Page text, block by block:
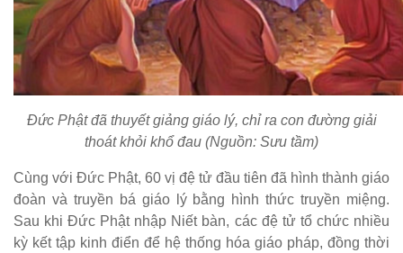
Đức Phật đã thuyết giảng giáo lý, chỉ ra con đường giải
thoát khỏi khổ đau (Nguồn: Sưu tầm)
Cùng với Đức Phật, 60 vị đệ tử đầu tiên đã hình thành giáo
đoàn và truyền bá giáo lý bằng hình thức truyền miệng.
Sau khi Đức Phật nhập Niết bàn, các đệ tử tổ chức nhiều
kỳ kết tập kinh điển để hệ thống hóa giáo pháp, đồng thời